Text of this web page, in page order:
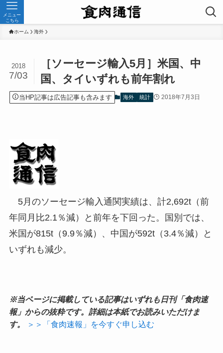
メニュー
こちら
ホーム 海外
［ソーセージ輸入5月］米国、中
国、タイいずれも前年割れ
2018
7/03
当HP記事は広告記事も含みます 海外 統計 2018年7月3日
5月のソーセージ輸入通関実績は、計2,692t（前
年同月比2.1％減）と前年を下回った。国別では、
米国が815t（9.9％減）、中国が592t（3.4％減）と
いずれも減少。
※当ページに掲載している記事はいずれも日刊「食肉速
報」からの抜粋です。詳細は本紙でお読みいただけま
す。
＞＞「食肉速報」を今すぐ申し込む